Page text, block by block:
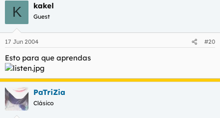
K kakel
Guest
17 Jun 2004 #20
Esto para que aprendas
PaTriZia
Clásico